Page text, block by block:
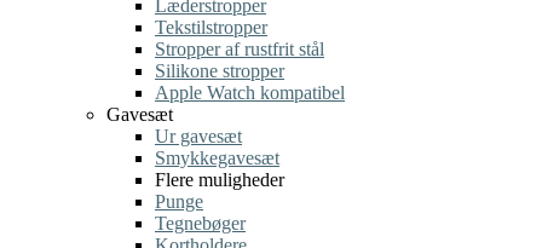
Læderstropper
Tekstilstropper
Stropper af rustfrit stål
Silikone stropper
Apple Watch kompatibel
Gavesæt
Ur gavesæt
Smykkegavesæt
Flere muligheder
Punge
Tegnebøger